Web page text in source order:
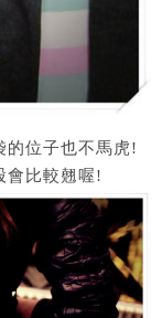
的位子也不馬虎!
會比較翹喔!